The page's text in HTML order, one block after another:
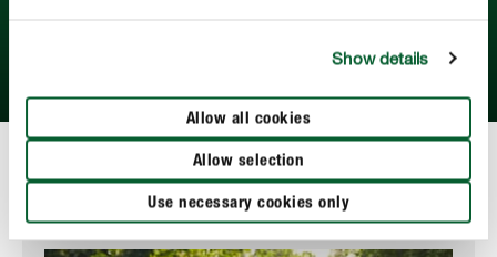
Show details
Allow all cookies
Allow selection
Use necessary cookies only
Alles over de juiste verzorging van je gazon